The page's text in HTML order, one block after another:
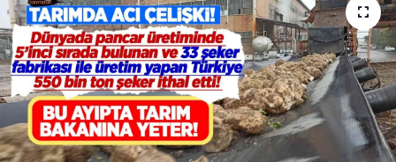
Şeker ve Şekerli Mamüller
Tahıllar ve Baklagiller
Tohum